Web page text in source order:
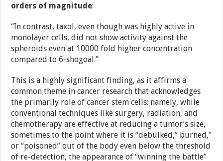
orders of magnitude:
“In contrast, taxol, even though was highly active in
monolayer cells, did not show activity against the
spheroids even at 10000 fold higher concentration
compared to 6-shogoal.”
This is a highly significant finding, as it affirms a
common theme in cancer research that acknowledges
the primarily role of cancer stem cells: namely, while
conventional techniques like surgery, radiation, and
chemotherapy are effective at reducing a tumor’s size,
sometimes to the point where it is “debulked,” burned,”
or “poisoned” out of the body even below the threshold
of re-detection, the appearance of “winning the battle”